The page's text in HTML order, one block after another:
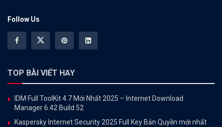
Follow Us
TOP BÀI VIẾT HAY
IDM Full ToolKit 4.7 Mới Nhất 2025 – Internet Download
Manager 6.42 Build 52
Kaspersky Internet Security 2025 Full Key Bản Quyền mới nhất